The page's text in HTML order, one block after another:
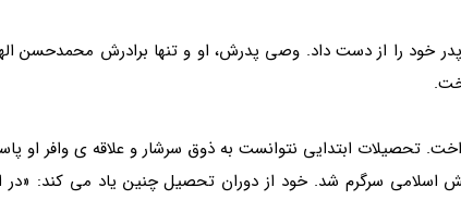
خود را از دست داد. وصی پدرش، او و تنها برادرش محمدحسن
تحصیلات ابتدایی نتوانست به ذوق سرشار و علاقه ی وافر او
اسلامی سرگرم شد. خود از دوران تحصیل چنین یاد می کند: